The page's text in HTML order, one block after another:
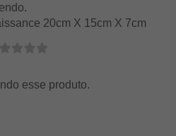
20cm X 15cm X 7cm
esse produto.